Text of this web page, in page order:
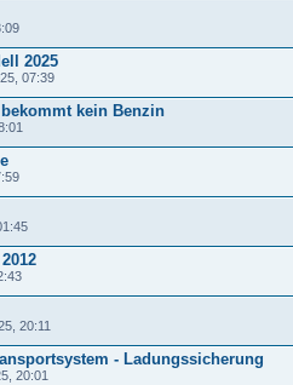
2025
07:39
kein Benzin
20:11
- Ladungssicherung
20:01